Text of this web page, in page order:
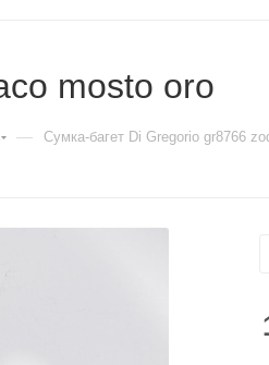
mosto oro
— Сумка-багет Di Gregorio gr8766